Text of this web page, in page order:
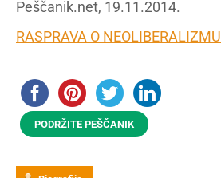
Peščanik.net, 19.11.2014.
RASPRAVA O NEOLIBERALIZMU
PODRŽITE PEŠČANIK